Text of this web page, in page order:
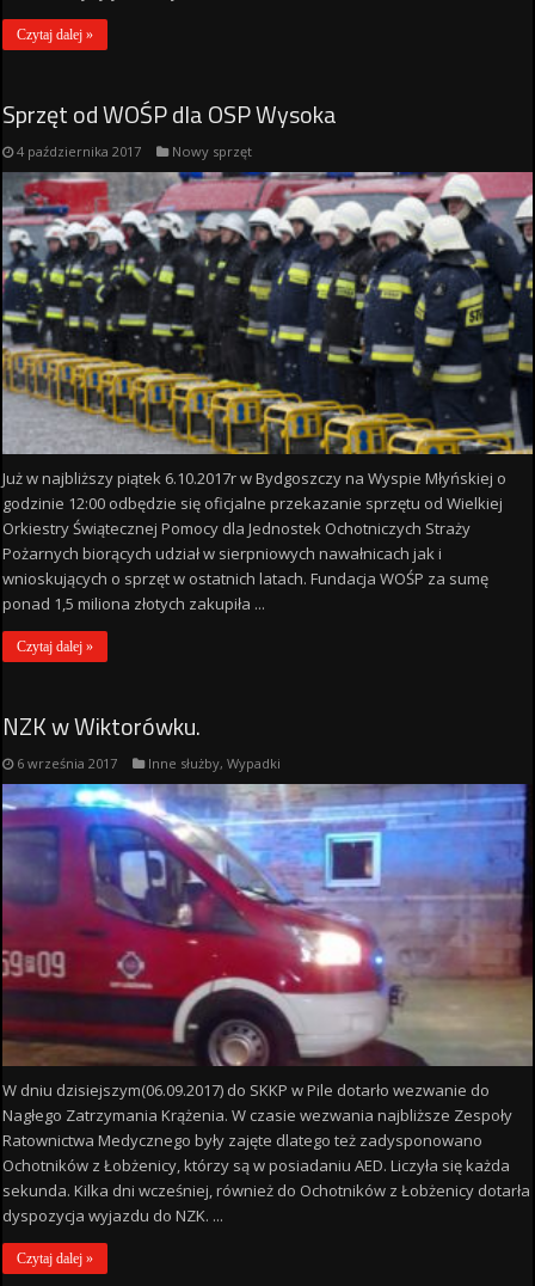
Czytaj dalej »
Sprzęt od WOŚP dla OSP Wysoka
4 października 2017 Nowy sprzęt
Już w najbliższy piątek 6.10.2017r w Bydgoszczy na Wyspie Młyńskiej o
godzinie 12:00 odbędzie się oficjalne przekazanie sprzętu od Wielkiej
Orkiestry Świątecznej Pomocy dla Jednostek Ochotniczych Straży
Pożarnych biorących udział w sierpniowych nawałnicach jak i
wnioskujących o sprzęt w ostatnich latach. Fundacja WOŚP za sumę
ponad 1,5 miliona złotych zakupiła ...
Czytaj dalej »
NZK w Wiktorówku.
6 września 2017 Inne służby,Wypadki
W dniu dzisiejszym(06.09.2017) do SKKP w Pile dotarło wezwanie do
Nagłego Zatrzymania Krążenia. W czasie wezwania najbliższe Zespoły
Ratownictwa Medycznego były zajęte dlatego też zadysponowano
Ochotników z Łobżenicy, którzy są w posiadaniu AED. Liczyła się każda
sekunda. Kilka dni wcześniej, również do Ochotników z Łobżenicy dotarła
dyspozycja wyjazdu do NZK. ...
Czytaj dalej »